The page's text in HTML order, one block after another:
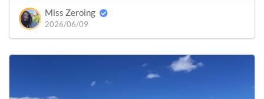
Miss Zeroing
2026/06/09